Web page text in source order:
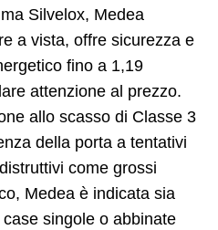
Silvelox, Medea
a vista, offre sicurezza e
fino a 1,19
attenzione al prezzo.
allo scasso di Classe 3
della porta a tentativi
come grossi
Medea è indicata sia
singole o abbinate